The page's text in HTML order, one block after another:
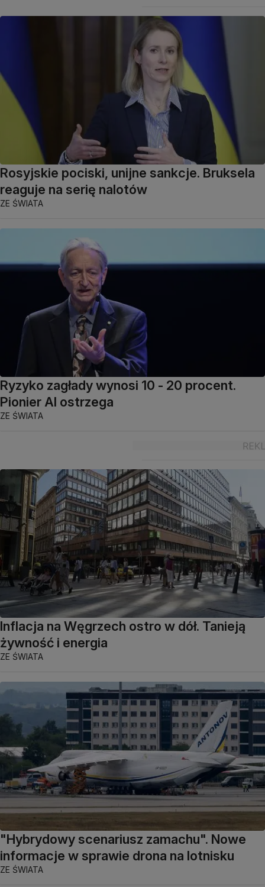
Rosyjskie pociski, unijne sankcje. Bruksela
reaguje na serię nalotów
ZE ŚWIATA
Ryzyko zagłady wynosi 10 - 20 procent.
Pionier AI ostrzega
ZE ŚWIATA
Inflacja na Węgrzech ostro w dół. Tanieją
żywność i energia
ZE ŚWIATA
"Hybrydowy scenariusz zamachu". Nowe
informacje w sprawie drona na lotnisku
ZE ŚWIATA